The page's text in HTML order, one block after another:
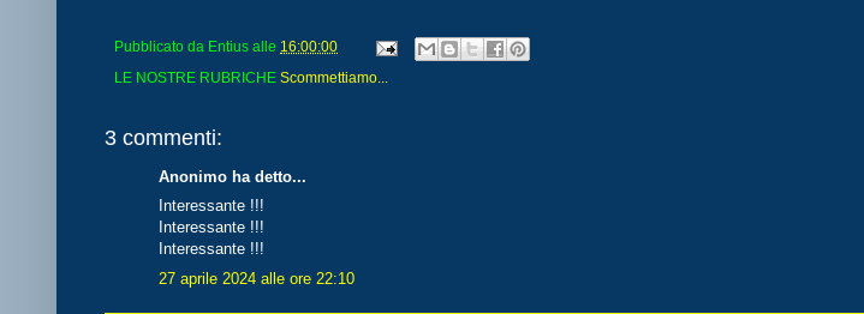
Pubblicato da Entius alle 16:00:00
LE NOSTRE RUBRICHE Scommettiamo...
3 commenti:
Anonimo ha detto...
Interessante !!!
Interessante !!!
Interessante !!!
27 aprile 2024 alle ore 22:10